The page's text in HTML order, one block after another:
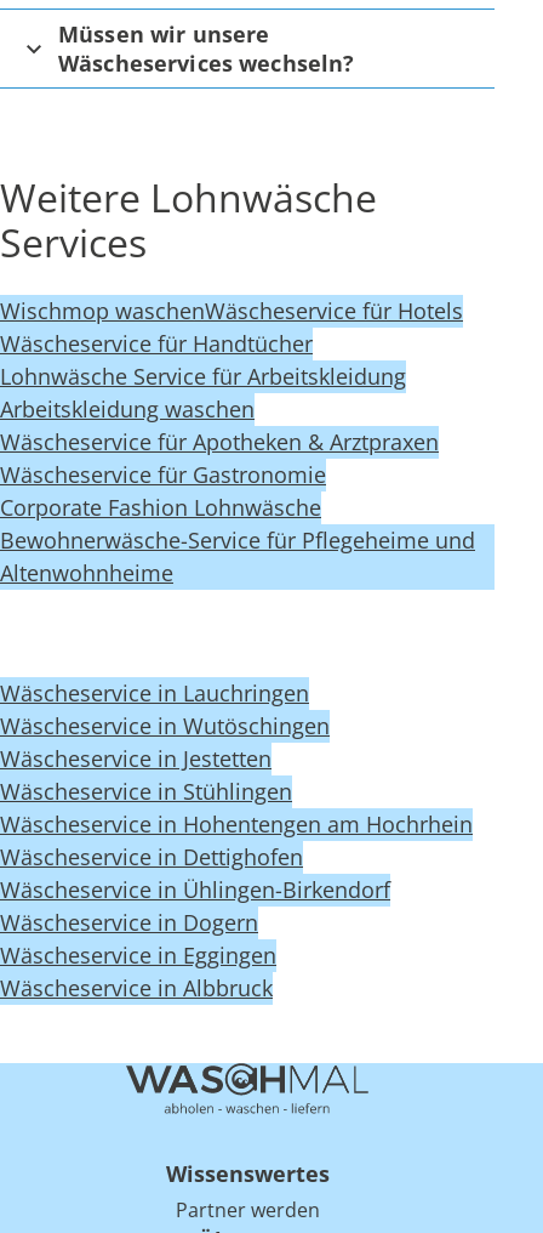
Müssen wir unsere
Wäscheservices wechseln?
Weitere Lohnwäsche
Services
Wischmop waschenWäscheservice für Hotels
Wäscheservice für Handtücher
Lohnwäsche Service für Arbeitskleidung
Arbeitskleidung waschen
Wäscheservice für Apotheken & Arztpraxen
Wäscheservice für Gastronomie
Corporate Fashion Lohnwäsche
Bewohnerwäsche-Service für Pflegeheime und
Altenwohnheime
Wäscheservice in Lauchringen
Wäscheservice in Wutöschingen
Wäscheservice in Jestetten
Wäscheservice in Stühlingen
Wäscheservice in Hohentengen am Hochrhein
Wäscheservice in Dettighofen
Wäscheservice in Ühlingen-Birkendorf
Wäscheservice in Dogern
Wäscheservice in Eggingen
Wäscheservice in Albbruck
Wissenswertes
Partner werden